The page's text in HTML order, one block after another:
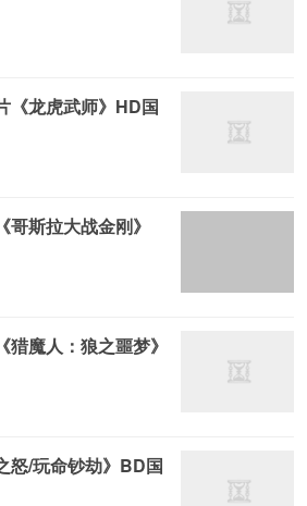
《龙虎武师》HD国
斯拉大战金刚》
魔人：狼之噩梦》
怒/玩命钞劫》BD国